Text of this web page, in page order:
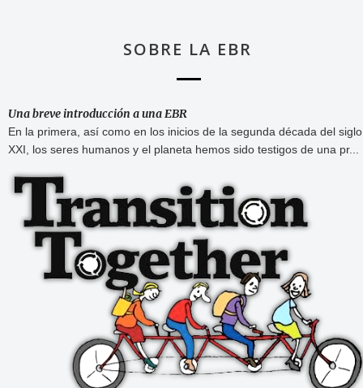
SOBRE LA EBR
Una breve introducción a una EBR
En la primera, así como en los inicios de la segunda década del siglo
XXI, los seres humanos y el planeta hemos sido testigos de una pr...